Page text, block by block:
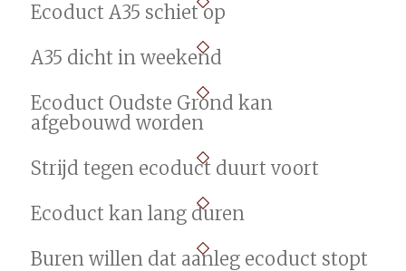
Ecoduct A35 schiet op
A35 dicht in weekend
Ecoduct Oudste Grond kan
afgebouwd worden
Strijd tegen ecoduct duurt voort
Ecoduct kan lang duren
Buren willen dat aanleg ecoduct stopt